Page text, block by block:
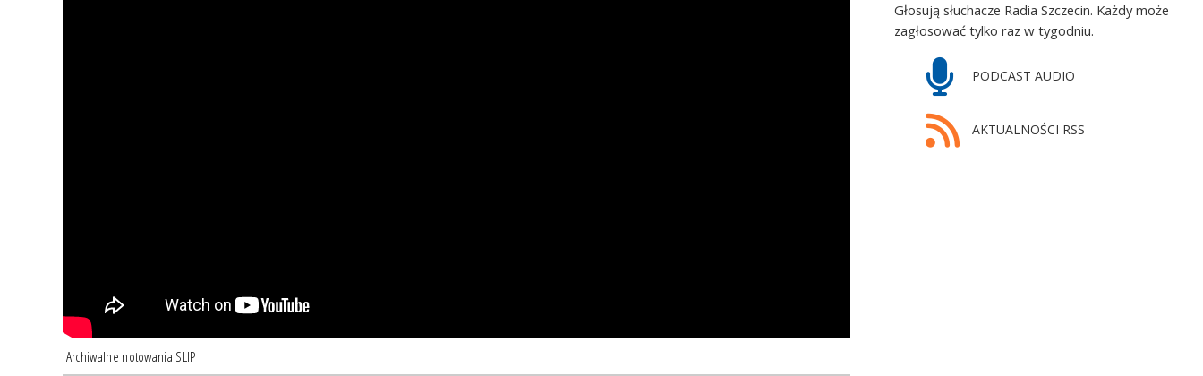
Archiwalne notowania SLIP
Głosują słuchacze Radia Szczecin. Każdy może
zagłosować tylko raz w tygodniu.
PODCAST AUDIO
AKTUALNOŚCI RSS